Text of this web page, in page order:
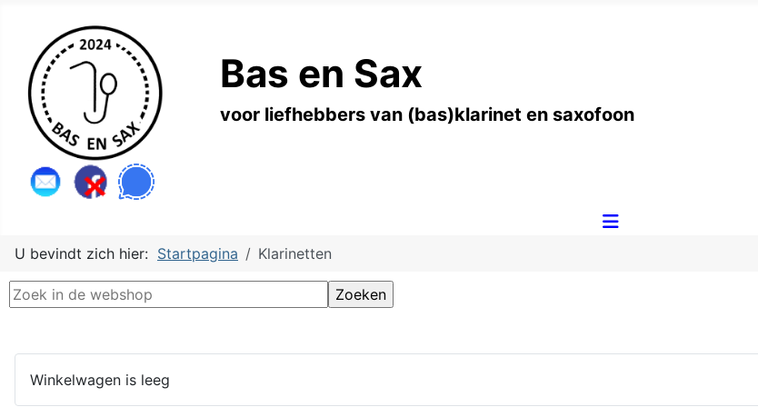
Bas en Sax
voor liefhebbers van (bas)klarinet en saxofoon
U bevindt zich hier: Startpagina Klarinetten
Winkelwagen is leeg